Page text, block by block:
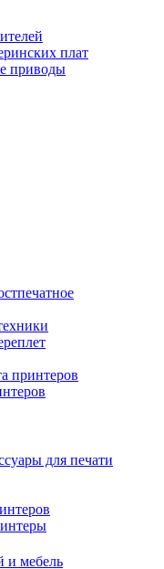
плат
приводы
принтеров
для печати